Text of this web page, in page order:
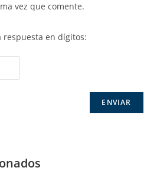
vez que comente.
respuesta en dígitos: